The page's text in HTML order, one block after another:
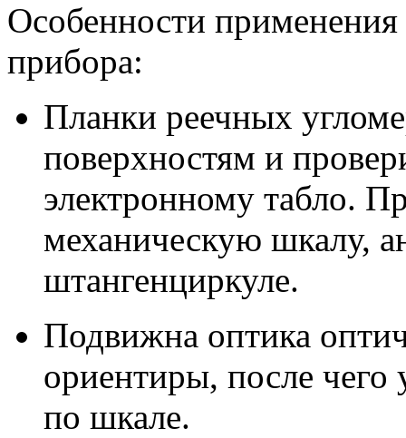
Особенности применения
прибора:
Планки реечных
поверхностям и
электронному табло.
механическую шкалу,
штангенциркуле.
Подвижна оптика
ориентиры, после
по шкале.